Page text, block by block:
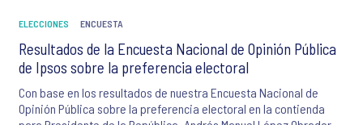
ELECCIONES ENCUESTA
Resultados de la Encuesta Nacional de Opinión Pública
de Ipsos sobre la preferencia electoral
Con base en los resultados de nuestra Encuesta Nacional de
Opinión Pública sobre la preferencia electoral en la contienda